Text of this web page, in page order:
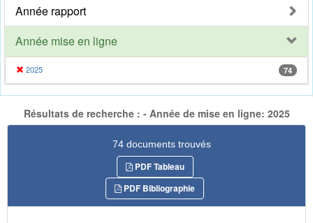
Année rapport
Année mise en ligne
2025 74
Résultats de recherche : - Année de mise en ligne: 2025
74 documents trouvés
PDF Tableau
PDF Bibliographie